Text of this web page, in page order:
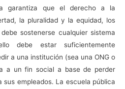
garantiza que el derecho a la
la pluralidad y la equidad, los
sostenerse cualquier sistema
debe estar suficientemente
a una institución (sea una ONG o
a un fin social a base de perder
empleados. La escuela pública